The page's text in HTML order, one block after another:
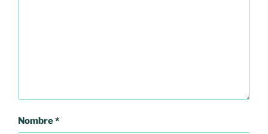
Nombre*